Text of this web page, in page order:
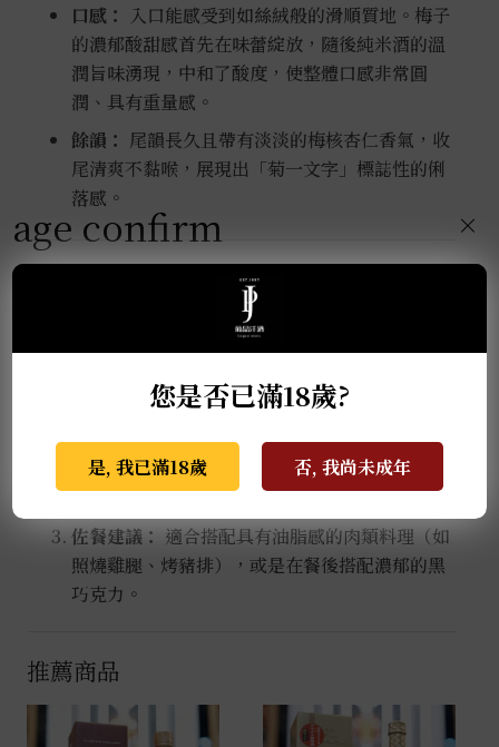
口感：
入口能感受到如絲絨般的滑順質地。梅子
的濃郁酸甜感首先在味蕾綻放，隨後純米酒的溫
潤旨味湧現，中和了酸度，使整體口感非常圓
潤、具有重量感。
餘韻： 尾韻長久且帶有淡淡的梅核杏仁香氣，收
尾清爽不黏喉，展現出「菊一文字」標誌性的俐
落感。
▍品飲與搭配建議
純飲或大冰塊 (On the Rocks)：
到酒體從濃郁到清雅的奇妙轉變。
溫飲 (Warm)：令人意外地，這款以純米酒為底
的梅酒在溫熱至35°C – 40°C時，香氣會更加奔
放，非常適合冬日飲用。
佐餐建議： 適合搭配具有油脂感的肉類料理（如
照燒雞腿、烤豬排），或是在餐後搭配濃郁的黑
巧克力。
推薦商品
age confirm
您是否已滿18歲?
是, 我已滿18歲 否, 我尚未成年
×